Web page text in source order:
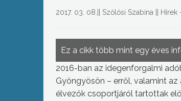
2017. 03. 08. Szőlősi Szabina Hírek
Ez a cikk több mint egy éves
2016-ban az idegenforgalmi
Gyöngyösön – erről, valamint
élvezők csoportjáról tartottak